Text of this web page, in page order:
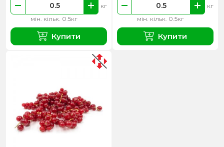
мін. кільк. 0.5кг
кг
Купити
мін. кільк. 0.5кг
кг
Купити